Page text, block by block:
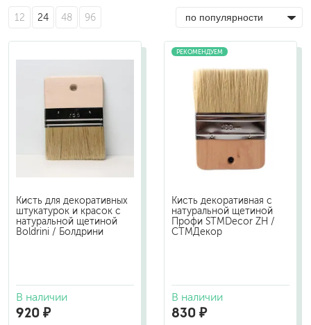
12 24 48 96
Кисть для декоративных
штукатурок и красок с
натуральной щетиной
Boldrini / Болдрини
В наличии
920 ₽
РЕКОМЕНДУЕМ
Кисть декоративная с
натуральной щетиной
Профи STMDecor ZH /
СТМДекор
В наличии
830 ₽